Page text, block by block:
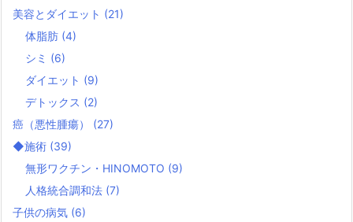
美容とダイエット (21)
体脂肪 (4)
シミ (6)
ダイエット (9)
デトックス (2)
癌（悪性腫瘍） (27)
◆施術 (39)
無形ワクチン・HINOMOTO (9)
人格統合調和法 (7)
子供の病気 (6)